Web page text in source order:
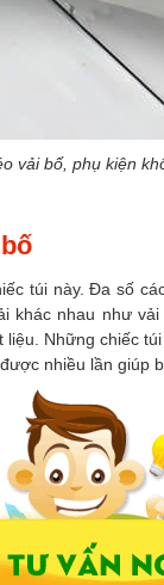
vải bố, phụ kiện
túi này. Đa số
khác nhau như
Những chiếc
nhiều lần giúp